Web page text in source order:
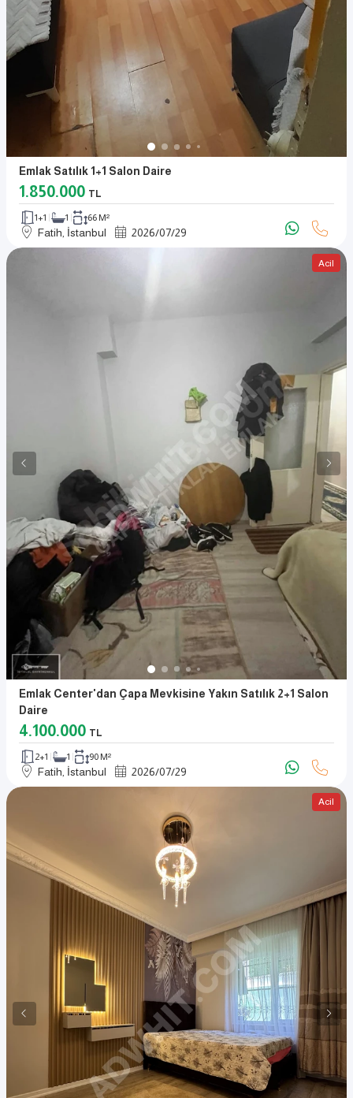
Emlak Satılık 1+1 Salon Daire
1.850.000 TL
1+1 1 66 M²
Fatih, İstanbul 2026/07/29
Acil
Emlak Center'dan Çapa Mevkisine Yakın Satılık 2+1 Salon
Daire
4.100.000 TL
2+1 1 90 M²
Fatih, İstanbul 2026/07/29
Acil